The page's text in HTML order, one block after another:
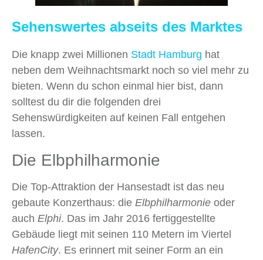
Sehenswertes abseits des Marktes
Die knapp zwei Millionen Stadt Hamburg hat
neben dem Weihnachtsmarkt noch so viel mehr zu
bieten. Wenn du schon einmal hier bist, dann
solltest du dir die folgenden drei
Sehenswürdigkeiten auf keinen Fall entgehen
lassen.
Die Elbphilharmonie
Die Top-Attraktion der Hansestadt ist das neu
gebaute Konzerthaus: die Elbphilharmonie oder
auch Elphi. Das im Jahr 2016 fertiggestellte
Gebäude liegt mit seinen 110 Metern im Viertel
HafenCity. Es erinnert mit seiner Form an ein